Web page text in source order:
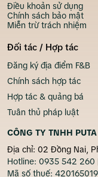
Điều khoản sử dụng
Chính sách bảo mật
Miễn trừ trách nhiệm
Đối tác / Hợp tác
Đăng ký địa điểm F&B
Chính sách hợp tác
Hợp tác & quảng bá
Tuân thủ pháp luật
CÔNG TY TNHH PUTA
Địa chỉ: 02 Đồng Nai,
Hotline: 0935 542 260
Mã số thuế: